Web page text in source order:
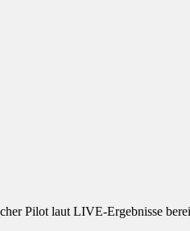
Pilot laut LIVE-Ergebnisse